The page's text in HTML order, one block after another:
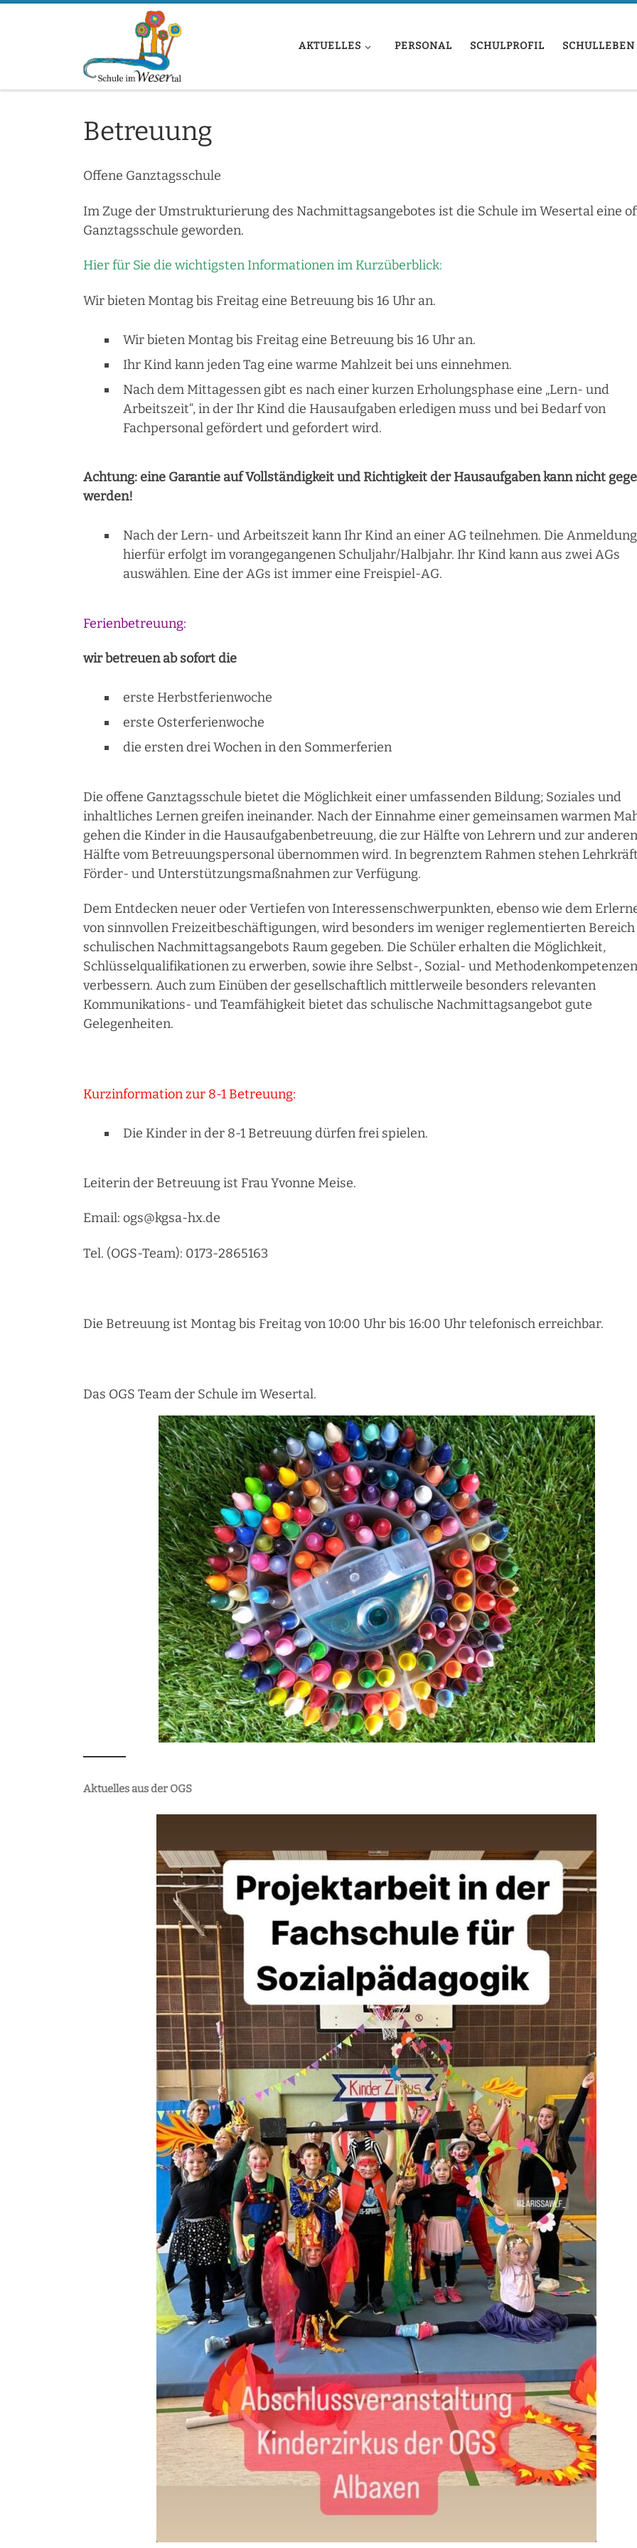
AKTUELLES PERSONAL SCHULPROFIL SCHULLEBEN
Betreuung
Offene Ganztagsschule
Im Zuge der Umstrukturierung des Nachmittagsangebotes ist die Schule im Wesertal eine
Ganztagsschule geworden.
Hier für Sie die wichtigsten Informationen im Kurzüberblick:
Wir bieten Montag bis Freitag eine Betreuung bis 16 Uhr an.
Wir bieten Montag bis Freitag eine Betreuung bis 16 Uhr an.
Ihr Kind kann jeden Tag eine warme Mahlzeit bei uns einnehmen.
Nach dem Mittagessen gibt es nach einer kurzen Erholungsphase eine „Lern- und
Arbeitszeit“, in der Ihr Kind die Hausaufgaben erledigen muss und bei Bedarf von
Fachpersonal gefördert und gefordert wird.
Achtung: eine Garantie auf Vollständigkeit und Richtigkeit der Hausaufgaben kann nicht
werden!
Nach der Lern- und Arbeitszeit kann Ihr Kind an einer AG teilnehmen. Die Anmeldung
hierfür erfolgt im vorangegangenen Schuljahr/Halbjahr. Ihr Kind kann aus zwei AGs
auswählen. Eine der AGs ist immer eine Freispiel-AG.
Ferienbetreuung:
wir betreuen ab sofort die
erste Herbstferienwoche
erste Osterferienwoche
die ersten drei Wochen in den Sommerferien
Die offene Ganztagsschule bietet die Möglichkeit einer umfassenden Bildung; Soziales und
inhaltliches Lernen greifen ineinander. Nach der Einnahme einer gemeinsamen warmen
gehen die Kinder in die Hausaufgabenbetreuung, die zur Hälfte von Lehrern und zur anderen
Hälfte vom Betreuungspersonal übernommen wird. In begrenztem Rahmen stehen
Förder- und Unterstützungsmaßnahmen zur Verfügung.
Dem Entdecken neuer oder Vertiefen von Interessenschwerpunkten, ebenso wie dem
von sinnvollen Freizeitbeschäftigungen, wird besonders im weniger reglementierten Bereich
schulischen Nachmittagsangebots Raum gegeben. Die Schüler erhalten die Möglichkeit,
Schlüsselqualifikationen zu erwerben, sowie ihre Selbst-, Sozial- und
verbessern. Auch zum Einüben der gesellschaftlich mittlerweile besonders relevanten
Kommunikations- und Teamfähigkeit bietet das schulische Nachmittagsangebot gute
Gelegenheiten.
Kurzinformation zur 8-1 Betreuung:
Die Kinder in der 8-1 Betreuung dürfen frei spielen.
Leiterin der Betreuung ist Frau Yvonne Meise.
Email: ogs@kgsa-hx.de
Tel. (OGS-Team): 0173-2865163
Die Betreuung ist Montag bis Freitag von 10:00 Uhr bis 16:00 Uhr telefonisch erreichbar.
Das OGS Team der Schule im Wesertal.
Aktuelles aus der OGS